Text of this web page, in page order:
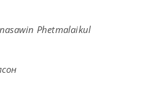
Phetmalaikul